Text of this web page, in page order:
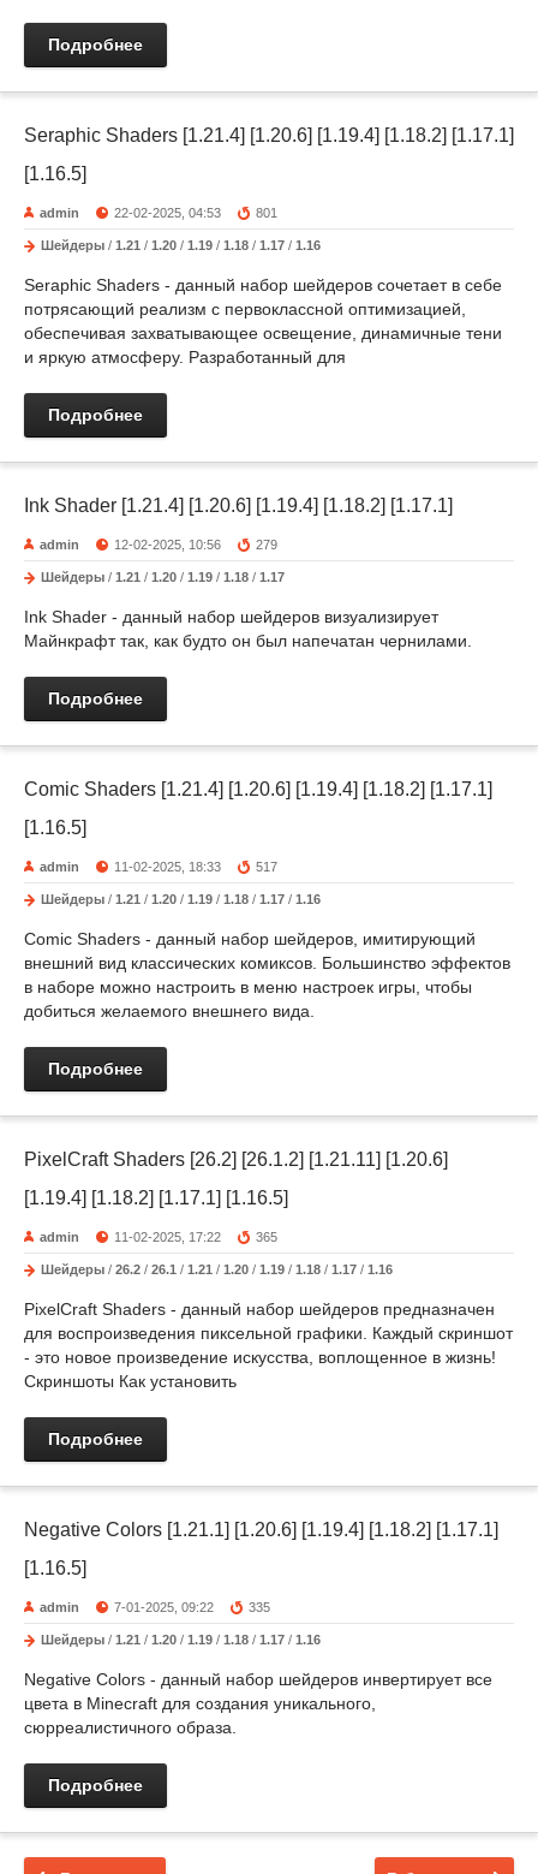
Подробнее
Seraphic Shaders [1.21.4] [1.20.6] [1.19.4] [1.18.2] [1.17.1]
[1.16.5]
admin 22-02-2025, 04:53 801
Шейдеры / 1.21 / 1.20 / 1.19 / 1.18 / 1.17 / 1.16
Seraphic Shaders - данный набор шейдеров сочетает в себе
потрясающий реализм с первоклассной оптимизацией,
обеспечивая захватывающее освещение, динамичные тени
и яркую атмосферу. Разработанный для
Подробнее
Ink Shader [1.21.4] [1.20.6] [1.19.4] [1.18.2] [1.17.1]
admin 12-02-2025, 10:56 279
Шейдеры / 1.21 / 1.20 / 1.19 / 1.18 / 1.17
Ink Shader - данный набор шейдеров визуализирует
Майнкрафт так, как будто он был напечатан чернилами.
Подробнее
Comic Shaders [1.21.4] [1.20.6] [1.19.4] [1.18.2] [1.17.1]
[1.16.5]
admin 11-02-2025, 18:33 517
Шейдеры / 1.21 / 1.20 / 1.19 / 1.18 / 1.17 / 1.16
Comic Shaders - данный набор шейдеров, имитирующий
внешний вид классических комиксов. Большинство эффектов
в наборе можно настроить в меню настроек игры, чтобы
добиться желаемого внешнего вида.
Подробнее
PixelCraft Shaders [26.2] [26.1.2] [1.21.11] [1.20.6]
[1.19.4] [1.18.2] [1.17.1] [1.16.5]
admin 11-02-2025, 17:22 365
Шейдеры / 26.2 / 26.1 / 1.21 / 1.20 / 1.19 / 1.18 / 1.17 / 1.16
PixelCraft Shaders - данный набор шейдеров предназначен
для воспроизведения пиксельной графики. Каждый скриншот
- это новое произведение искусства, воплощенное в жизнь!
Скриншоты Как установить
Подробнее
Negative Colors [1.21.1] [1.20.6] [1.19.4] [1.18.2] [1.17.1]
[1.16.5]
admin 7-01-2025, 09:22 335
Шейдеры / 1.21 / 1.20 / 1.19 / 1.18 / 1.17 / 1.16
Negative Colors - данный набор шейдеров инвертирует все
цвета в Minecraft для создания уникального,
сюрреалистичного образа.
Подробнее